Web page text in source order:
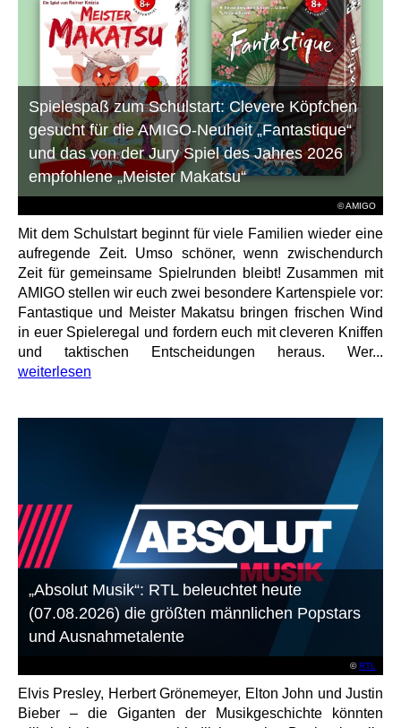
© AMIGO
Spielespaß zum Schulstart: Clevere Köpfchen
gesucht für die AMIGO-Neuheit „Fantastique“
und das von der Jury Spiel des Jahres 2026
empfohlene „Meister Makatsu“
Mit dem Schulstart beginnt für viele Familien wieder eine
aufregende Zeit. Umso schöner, wenn zwischendurch
Zeit für gemeinsame Spielrunden bleibt! Zusammen mit
AMIGO stellen wir euch zwei besondere Kartenspiele vor:
Fantastique und Meister Makatsu bringen frischen Wind
in euer Spieleregal und fordern euch mit cleveren Kniffen
und taktischen Entscheidungen heraus. Wer...
weiterlesen
©RTL
„Absolut Musik“: RTL beleuchtet heute
(07.08.2026) die größten männlichen Popstars
und Ausnahmetalente
Elvis Presley, Herbert Grönemeyer, Elton John und Justin
Bieber – die Giganten der Musikgeschichte könnten